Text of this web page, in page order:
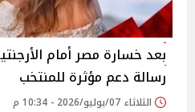
بعد خسارة مصر أمام
رسالة دعم مؤثرة للمنتخب
الثلاثاء 07/يوليو/2026 - 10:34 م